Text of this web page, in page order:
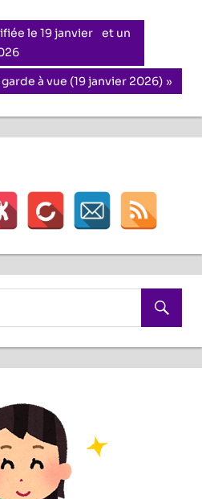
le 19 janvier et un
à vue (19 janvier 2026)